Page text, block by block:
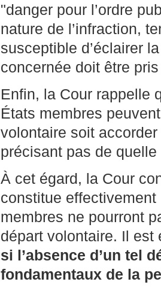
"danger pour l’ordre
nature de l’infraction,
susceptible d’éclairer
concernée doit être
Enfin, la Cour rappelle
États membres
volontaire soit
précisant pas de
À cet égard, la Cour
constitue
membres ne pourront
départ volontaire. Il
si l’absence d’un tel
fondamentaux de la